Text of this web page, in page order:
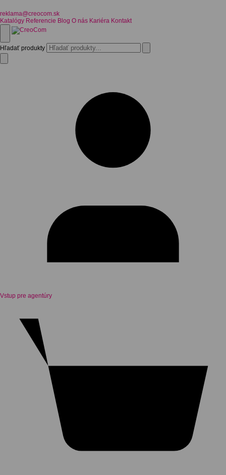
reklama@creocom.sk
Katalógy Referencie Blog O nás Kariéra Kontakt
Hľadať produkty
Vstup pre agentúry